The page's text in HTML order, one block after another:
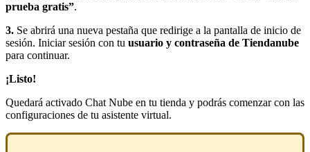
prueba gratis”.
3. Se abrirá una nueva pestaña que redirige a la pantalla de inicio de
sesión. Iniciar sesión con tu usuario y contraseña de Tiendanube
para continuar.
¡Listo!
Quedará activado Chat Nube en tu tienda y podrás comenzar con las
configuraciones de tu asistente virtual.